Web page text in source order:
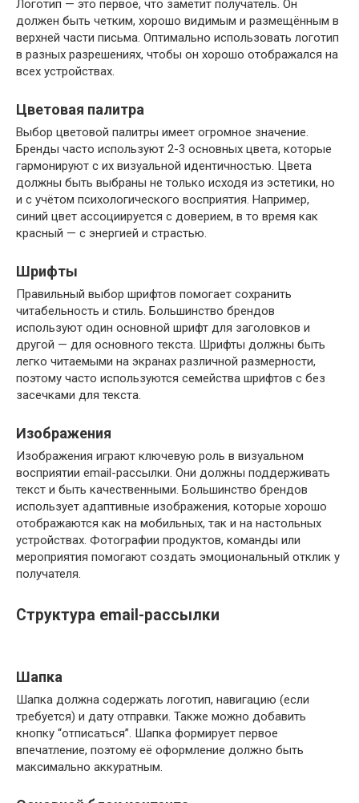
Логотип — это первое, что заметит получатель. Он
должен быть четким, хорошо видимым и размещённым в
верхней части письма. Оптимально использовать логотип
в разных разрешениях, чтобы он хорошо отображался на
всех устройствах.
Цветовая палитра
Выбор цветовой палитры имеет огромное значение.
Бренды часто используют 2-3 основных цвета, которые
гармонируют с их визуальной идентичностью. Цвета
должны быть выбраны не только исходя из эстетики, но
и с учётом психологического восприятия. Например,
синий цвет ассоциируется с доверием, в то время как
красный — с энергией и страстью.
Шрифты
Правильный выбор шрифтов помогает сохранить
читабельность и стиль. Большинство брендов
используют один основной шрифт для заголовков и
другой — для основного текста. Шрифты должны быть
легко читаемыми на экранах различной размерности,
поэтому часто используются семейства шрифтов с без
засечками для текста.
Изображения
Изображения играют ключевую роль в визуальном
восприятии email-рассылки. Они должны поддерживать
текст и быть качественными. Большинство брендов
использует адаптивные изображения, которые хорошо
отображаются как на мобильных, так и на настольных
устройствах. Фотографии продуктов, команды или
мероприятия помогают создать эмоциональный отклик у
получателя.
Структура email-рассылки
Шапка
Шапка должна содержать логотип, навигацию (если
требуется) и дату отправки. Также можно добавить
кнопку “отписаться”. Шапка формирует первое
впечатление, поэтому её оформление должно быть
максимально аккуратным.